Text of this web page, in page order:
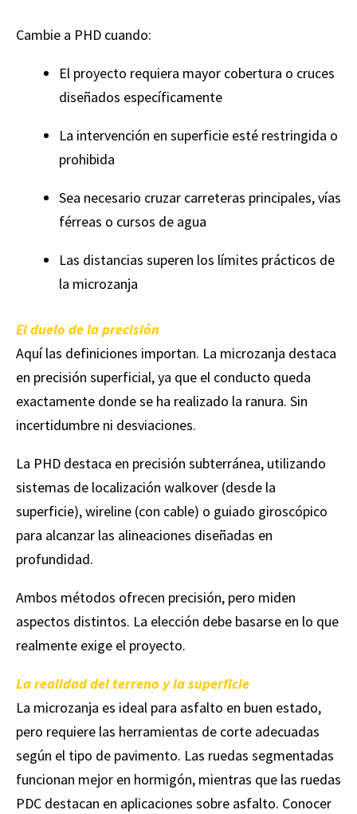
Cambie a PHD cuando:
El proyecto requiera mayor cobertura o cruces
diseñados específicamente
La intervención en superficie esté restringida o
prohibida
Sea necesario cruzar carreteras principales, vías
férreas o cursos de agua
Las distancias superen los límites prácticos de
la microzanja
El duelo de la precisión
Aquí las definiciones importan. La microzanja destaca
en precisión superficial, ya que el conducto queda
exactamente donde se ha realizado la ranura. Sin
incertidumbre ni desviaciones.
La PHD destaca en precisión subterránea, utilizando
sistemas de localización walkover (desde la
superficie), wireline (con cable) o guiado giroscópico
para alcanzar las alineaciones diseñadas en
profundidad.
Ambos métodos ofrecen precisión, pero miden
aspectos distintos. La elección debe basarse en lo que
realmente exige el proyecto.
La realidad del terreno y la superficie
La microzanja es ideal para asfalto en buen estado,
pero requiere las herramientas de corte adecuadas
según el tipo de pavimento. Las ruedas segmentadas
funcionan mejor en hormigón, mientras que las ruedas
PDC destacan en aplicaciones sobre asfalto. Conocer